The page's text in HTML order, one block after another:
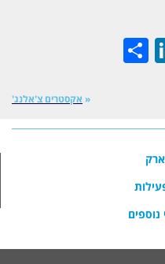
LinkedIn
« אקסטרים צ'אלנג'
נוספים